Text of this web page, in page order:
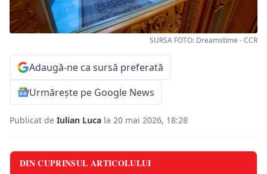
SURSA FOTO: Dreamstime - CCR
Adaugă-ne ca sursă preferată
Urmărește pe Google News
Publicat de Iulian Luca la 20 mai 2026, 18:28
DIN CUPRINSUL ARTICOLULUI